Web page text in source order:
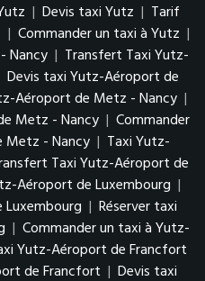
| Devis taxi Yutz | Tarif
| Commander un taxi à Yutz |
Nancy | Transfert Taxi Yutz-
Devis taxi Yutz-Aéroport de
Aéroport de Metz - Nancy |
Metz - Nancy | Commander
Metz - Nancy | Taxi Yutz-
Taxi Yutz-Aéroport de
Aéroport de Luxembourg |
| Réserver taxi
| Commander un taxi à Yutz-
Yutz-Aéroport de Francfort
de Francfort | Devis taxi